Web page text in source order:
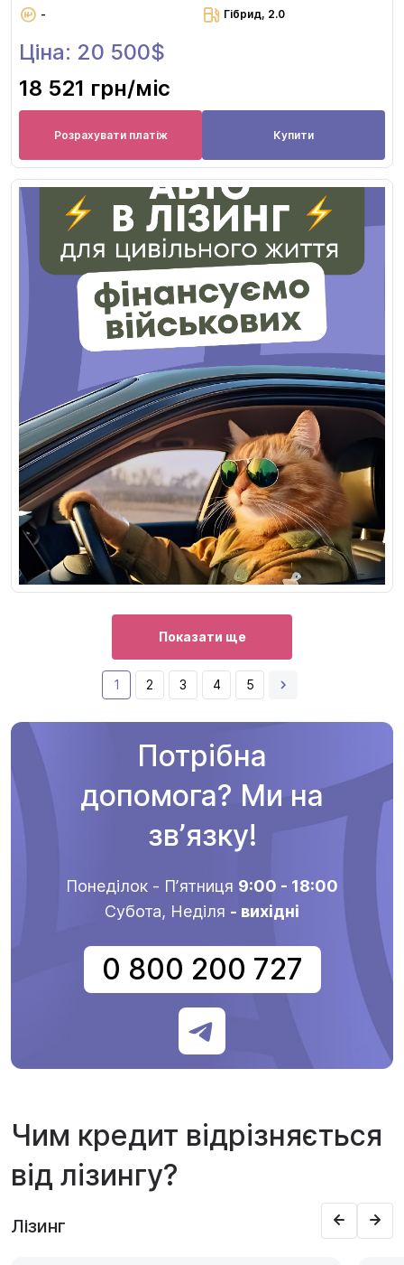
- Гібрид, 2.0
Ціна: 20 500$
18 521 грн/міс
Розрахувати платіж Купити
Показати ще
1 2 3 4 5
Потрібна
допомога? Ми на
звʼязку!
Понеділок - Пʼятниця 9:00 - 18:00
Субота, Неділя - вихідні
0 800 200 727
Чим кредит відрізняється
від лізингу?
Лізинг